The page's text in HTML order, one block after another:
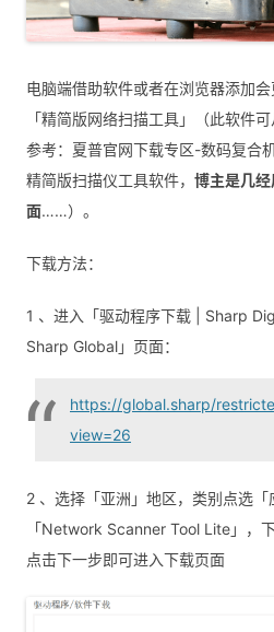
电脑端借助软件或者在浏览器添加
「精简版网络扫描工具」（此软件
参考：夏普官网下载专区-数码复合
精简版扫描仪工具软件， 博主是几
面……）。
下载方法：
1 、进入「驱动程序下载 | Sharp
Sharp Global」页面：
https://global.sharp/
view=26
2 、选择「亚洲」地区，类别点选
「Network Scanner Tool Lite」，
点击下一步即可进入下载页面